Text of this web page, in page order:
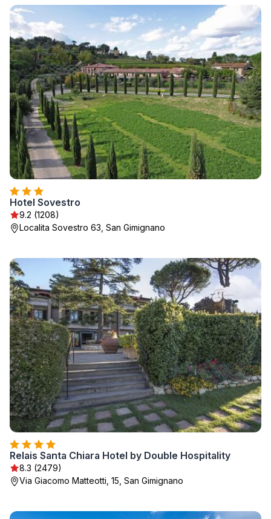
Hotel Sovestro
9.2 (1208)
Localita Sovestro 63, San Gimignano
Relais Santa Chiara Hotel by Double Hospitality
8.3 (2479)
Via Giacomo Matteotti, 15, San Gimignano